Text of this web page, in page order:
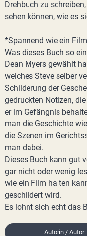
Drehbuch zu
sehen können, wie es
*Spannend wie ein
Was dieses Buch so
Dean Myers gewählt
welches Steve selber
Schilderung der
gedruckten Notizen,
er im Gefängnis
man die Geschichte
die Szenen im
man dabei.
Dieses Buch kann gut
gar nicht oder wenig
wie ein Film halten
geschildert wird.
Es lohnt sich echt das
Autorin / Autor: